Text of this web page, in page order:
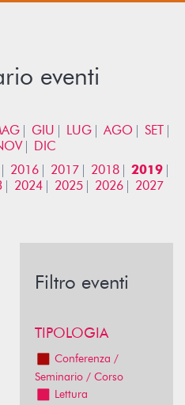
eventi
GIU LUG AGO
SET
DIC
2016 2017 2018
2019
2024 2025 2026 2027
Filtro eventi
TIPOLOGIA
Conferenza /
Seminario / Corso
Lettura